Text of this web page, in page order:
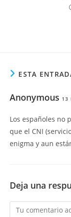
ESTA
Anonymous 13
Los españoles no
que el CNI
enigma y aun
Deja una
Comentario